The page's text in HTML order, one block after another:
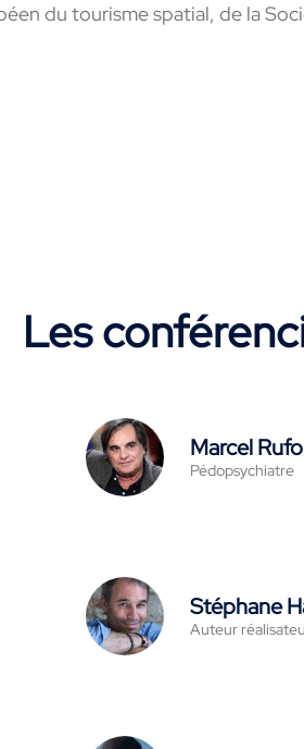
du tourisme spatial, de la
Les
Marcel Rufo
Pédopsychiatre
Stéphane
Auteur